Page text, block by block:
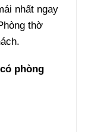
nhất ngay
thờ
phòng